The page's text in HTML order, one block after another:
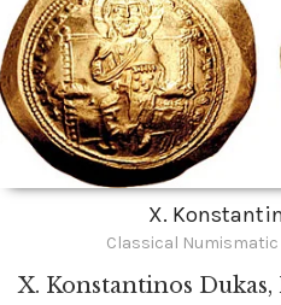
X.
Classical Numismatic
X. Konstantinos Dukas,